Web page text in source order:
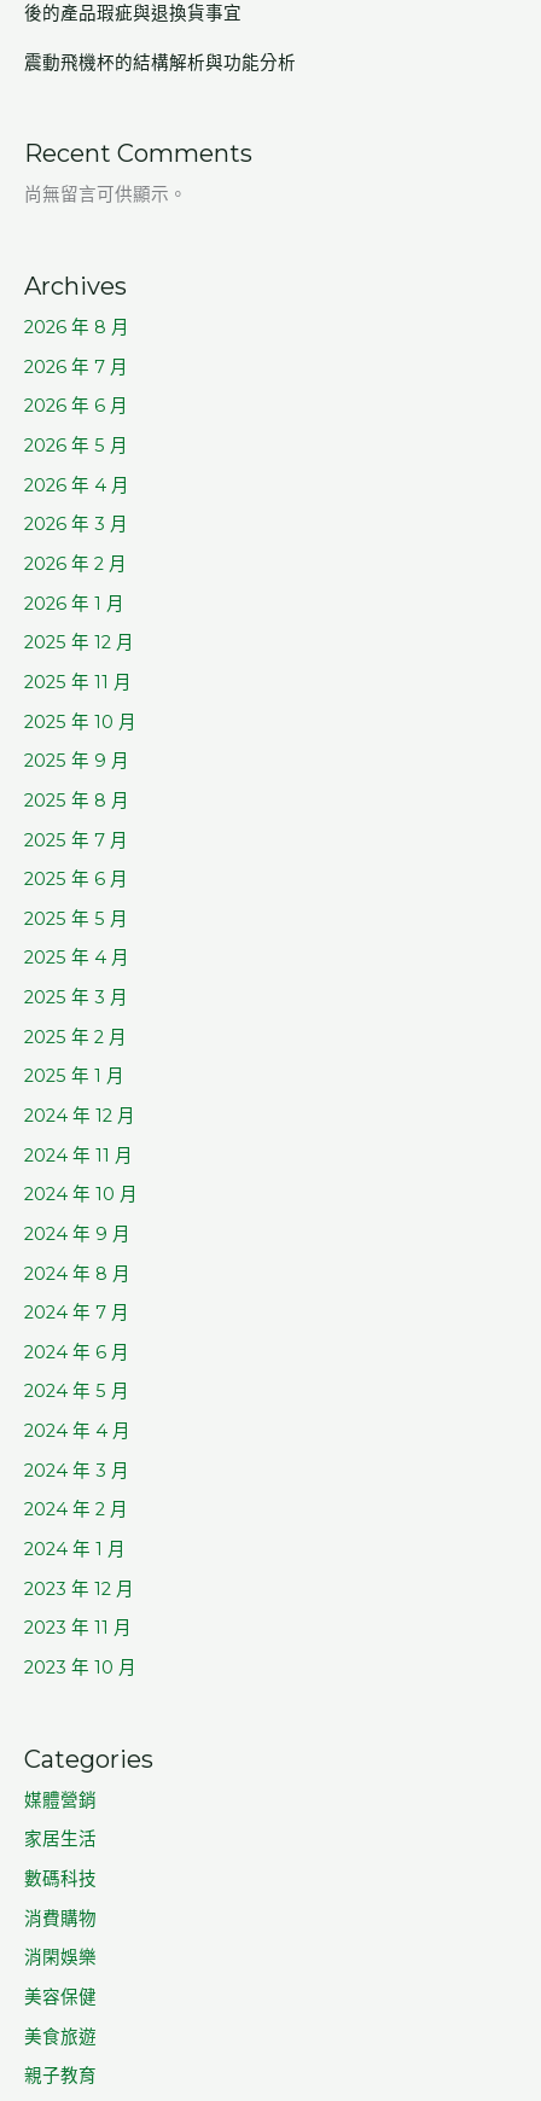
後的產品瑕疵與退換貨事宜
震動飛機杯的結構解析與功能分析
Recent Comments
尚無留言可供顯示。
Archives
2026 年 8 月
2026 年 7 月
2026 年 6 月
2026 年 5 月
2026 年 4 月
2026 年 3 月
2026 年 2 月
2026 年 1 月
2025 年 12 月
2025 年 11 月
2025 年 10 月
2025 年 9 月
2025 年 8 月
2025 年 7 月
2025 年 6 月
2025 年 5 月
2025 年 4 月
2025 年 3 月
2025 年 2 月
2025 年 1 月
2024 年 12 月
2024 年 11 月
2024 年 10 月
2024 年 9 月
2024 年 8 月
2024 年 7 月
2024 年 6 月
2024 年 5 月
2024 年 4 月
2024 年 3 月
2024 年 2 月
2024 年 1 月
2023 年 12 月
2023 年 11 月
2023 年 10 月
Categories
媒體營銷
家居生活
數碼科技
消費購物
消閑娛樂
美容保健
美食旅遊
親子教育